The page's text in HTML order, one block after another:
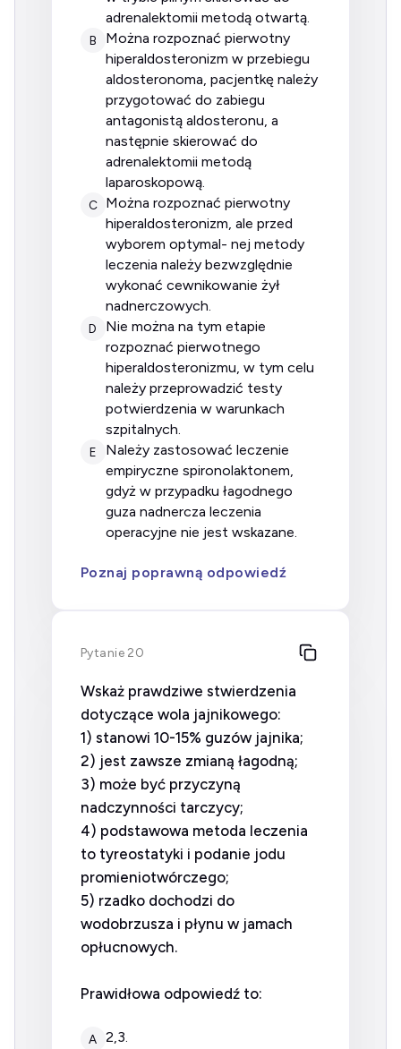
adrenalektomii metodą otwartą.
B
można rozpoznać pierwotny
hiperaldosteronizm w przebiegu
aldosteronoma, pacjentkę należy
przygotować do zabiegu
antagonistą aldosteronu, a
następnie skierować do
adrenalektomii metodą
laparoskopową.
C
można rozpoznać pierwotny
hiperaldosteronizm, ale przed
wyborem optymal- nej metody
leczenia należy bezwzględnie
wykonać cewnikowanie żył
nadnerczowych.
D
nie można na tym etapie
rozpoznać pierwotnego
hiperaldosteronizmu, w tym celu
należy przeprowadzić testy
potwierdzenia w warunkach
szpitalnych.
E
należy zastosować leczenie
empiryczne spironolaktonem,
gdyż w przypadku łagodnego
guza nadnercza leczenia
operacyjne nie jest wskazane.
Poznaj poprawną odpowiedź
Pytanie 20
Wskaż prawdziwe stwierdzenia
dotyczące wola jajnikowego:
1) stanowi 10-15% guzów jajnika;
2) jest zawsze zmianą łagodną;
3) może być przyczyną
nadczynności tarczycy;
4) podstawowa metoda leczenia
to tyreostatyki i podanie jodu
promieniotwórczego;
5) rzadko dochodzi do
wodobrzusza i płynu w jamach
opłucnowych.
Prawidłowa odpowiedź to:
A 2,3.